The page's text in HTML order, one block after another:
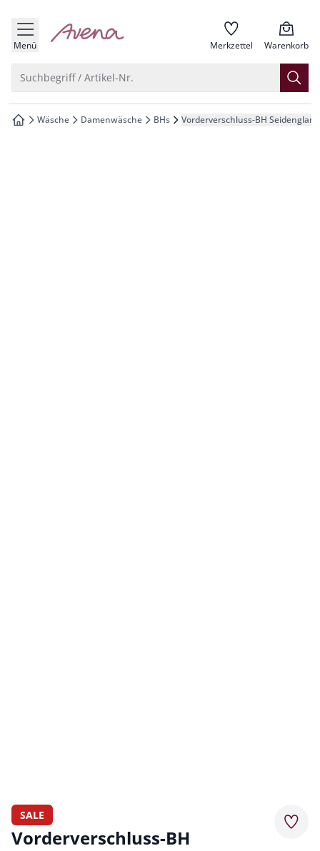
springen
springen
springen
springen
Menü zur Startseite Merkzettel Warenkorb
Suchbegriff / Artikel-Nr.
zur Startseite
Wäsche Damenwäsche BHs Vorderverschluss-BH Seidenglanz
SALE
Vorderverschluss-BH